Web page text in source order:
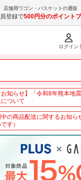
店舗用ワゴン・バスケットの通販
登録で500円分のポイント
ログイン
お知らせ】「令和8年熊本地
ついて
の商品配送に関するお知ら
す）